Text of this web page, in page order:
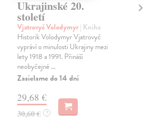
Ukrajinské 20.
století
Vjatrovyč Volodymyr| Kniha
Historik Volodymyr Vjatrovyč
vypráví o minulosti Ukrajiny mezi
lety 1918 a 1991. Přináší
neobyčejné ...
Zasielame do 14 dní
29,68 €
30,60 € ?